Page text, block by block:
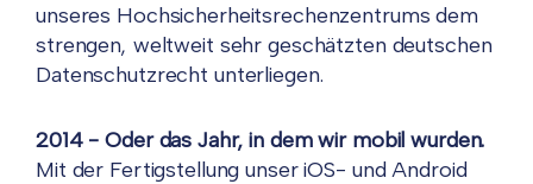
unseres Hochsicherheitsrechenzentrums dem
strengen, weltweit sehr geschätzten deutschen
Datenschutzrecht unterliegen.
2014 - Oder das Jahr, in dem wir mobil wurden.
Mit der Fertigstellung unser iOS- und Android